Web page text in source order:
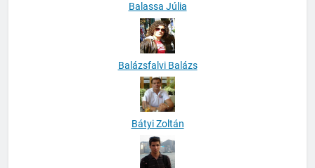
Balassa Júlia
Balázsfalvi Balázs
Bátyi Zoltán